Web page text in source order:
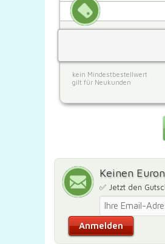
kein Mindestbestellwert
gilt für Neukunden
Keinen
✅ Jetzt den